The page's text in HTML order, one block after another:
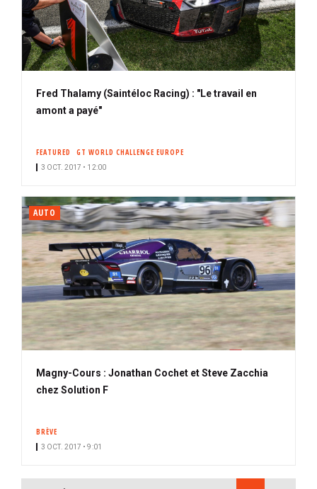
Fred Thalamy (Saintéloc Racing) : "Le travail en
amont a payé"
FEATURED GT WORLD CHALLENGE EUROPE
3 OCT. 2017 • 12:00
AUTO
Magny-Cours : Jonathan Cochet et Steve Zacchia
chez Solution F
BRÈVE
3 OCT. 2017 • 9:01